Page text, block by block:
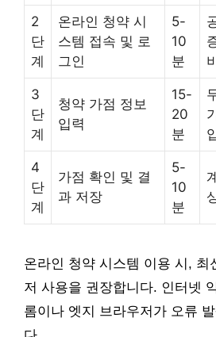
2
단
계
온라인 청약 시
스템 접속 및 로
그인
5-
10
분
3
단
계
청약 가점 정보
입력
15-
20
분
4
단
계
가점 확인 및 결
과 저장
5-
10
분
온라인 청약 시스템 이용 시, 최
저 사용을 권장합니다. 인터넷
롬이나 엣지 브라우저가 오류